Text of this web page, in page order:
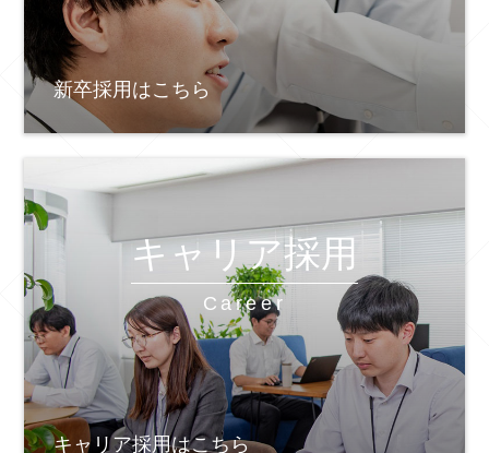
新卒採用はこちら
キャリア採用
Career
キャリア採用はこちら